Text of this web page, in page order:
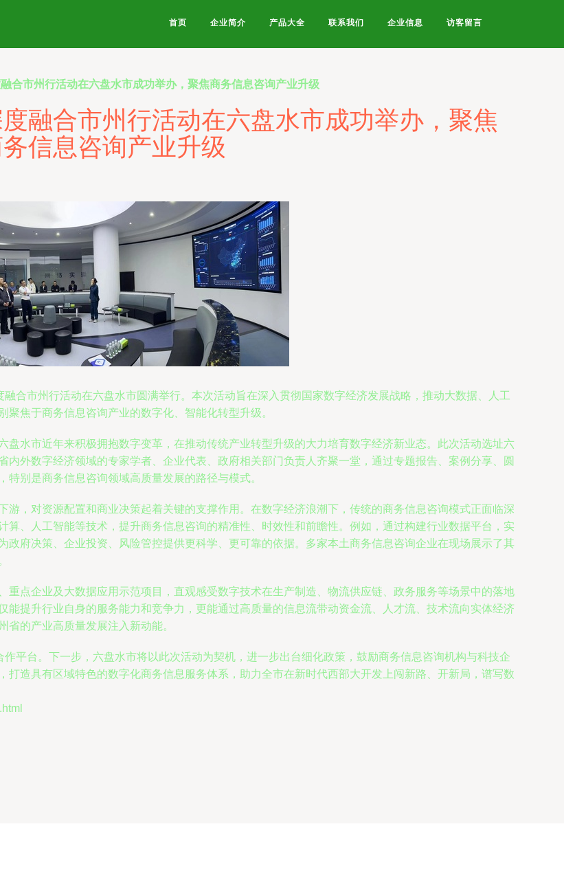
首页 企业简介 产品大全 联系我们 企业信息 访客留言
合市州行活动在六盘水市成功举办，聚焦商务信息咨询产业升级
融合市州行活动在六盘水市成功举办，聚焦
信息咨询产业升级
合市州行活动在六盘水市圆满举行。本次活动旨在深入贯彻国家数字经济发展战略，推动大数据、人工
焦于商务信息咨询产业的数字化、智能化转型升级。
水市近年来积极拥抱数字变革，在推动传统产业转型升级的大力培育数字经济新业态。此次活动选址六
外数字经济领域的专家学者、企业代表、政府相关部门负责人齐聚一堂，通过专题报告、案例分享、圆
别是商务信息咨询领域高质量发展的路径与模式。
，对资源配置和商业决策起着关键的支撑作用。在数字经济浪潮下，传统的商务信息咨询模式正面临深
、人工智能等技术，提升商务信息咨询的精准性、时效性和前瞻性。例如，通过构建行业数据平台，实
府决策、企业投资、风险管控提供更科学、更可靠的依据。多家本土商务信息咨询企业在现场展示了其
点企业及大数据应用示范项目，直观感受数字技术在生产制造、物流供应链、政务服务等场景中的落地
提升行业自身的服务能力和竞争力，更能通过高质量的信息流带动资金流、人才流、技术流向实体经济
的产业高质量发展注入新动能。
平台。下一步，六盘水市将以此次活动为契机，进一步出台细化政策，鼓励商务信息咨询机构与科技企
造具有区域特色的数字化商务信息服务体系，助力全市在新时代西部大开发上闯新路、开新局，谱写数